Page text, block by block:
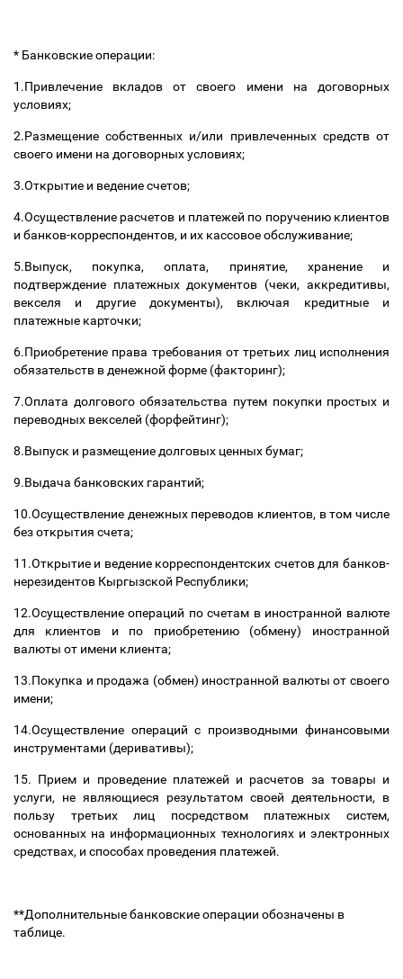
* Банковские операции:
1.Привлечение вкладов от своего имени на договорных
условиях;
2.Размещение собственных и/или привлеченных средств от
своего имени на договорных условиях;
3.Открытие и ведение счетов;
4.Осуществление расчетов и платежей по поручению клиентов
и банков-корреспондентов, и их кассовое обслуживание;
5.Выпуск, покупка, оплата, принятие, хранение и
подтверждение платежных документов (чеки, аккредитивы,
векселя и другие документы), включая кредитные и
платежные карточки;
6.Приобретение права требования от третьих лиц исполнения
обязательств в денежной форме (факторинг);
7.Оплата долгового обязательства путем покупки простых и
переводных векселей (форфейтинг);
8.Выпуск и размещение долговых ценных бумаг;
9.Выдача банковских гарантий;
10.Осуществление денежных переводов клиентов, в том числе
без открытия счета;
11.Открытие и ведение корреспондентских счетов для банков-
нерезидентов Кыргызской Республики;
12.Осуществление операций по счетам в иностранной валюте
для клиентов и по приобретению (обмену) иностранной
валюты от имени клиента;
13.Покупка и продажа (обмен) иностранной валюты от своего
имени;
14.Осуществление операций с производными финансовыми
инструментами (деривативы);
15. Прием и проведение платежей и расчетов за товары и
услуги, не являющиеся результатом своей деятельности, в
пользу третьих лиц посредством платежных систем,
основанных на информационных технологиях и электронных
средствах, и способах проведения платежей.
**Дополнительные банковские операции обозначены в
таблице.